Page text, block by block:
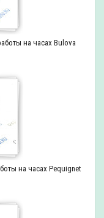
на часах Bulova
на часах Pequignet